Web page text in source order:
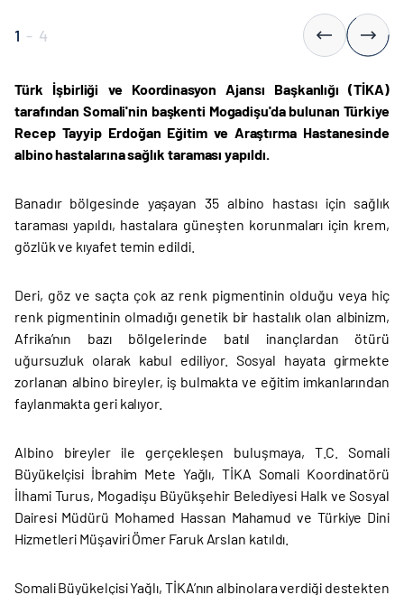
1 - 4
Türk İşbirliği ve Koordinasyon Ajansı Başkanlığı (TİKA)
tarafından Somali'nin başkenti Mogadişu'da bulunan Türkiye
Recep Tayyip Erdoğan Eğitim ve Araştırma Hastanesinde
albino hastalarına sağlık taraması yapıldı.
Banadır bölgesinde yaşayan 35 albino hastası için sağlık
taraması yapıldı, hastalara güneşten korunmaları için krem,
gözlük ve kıyafet temin edildi.
Deri, göz ve saçta çok az renk pigmentinin olduğu veya hiç
renk pigmentinin olmadığı genetik bir hastalık olan albinizm,
Afrika’nın bazı bölgelerinde batıl inançlardan ötürü
uğursuzluk olarak kabul ediliyor. Sosyal hayata girmekte
zorlanan albino bireyler, iş bulmakta ve eğitim imkanlarından
faylanmakta geri kalıyor.
Albino bireyler ile gerçekleşen buluşmaya, T.C. Somali
Büyükelçisi İbrahim Mete Yağlı, TİKA Somali Koordinatörü
İlhami Turus, Mogadişu Büyükşehir Belediyesi Halk ve Sosyal
Dairesi Müdürü Mohamed Hassan Mahamud ve Türkiye Dini
Hizmetleri Müşaviri Ömer Faruk Arslan katıldı.
Somali Büyükelçisi Yağlı, TİKA’nın albinolara verdiği destekten